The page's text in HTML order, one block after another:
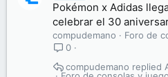
Pokémon x Adidas
celebrar el 30
compudemano
Foro de
0
compudemano